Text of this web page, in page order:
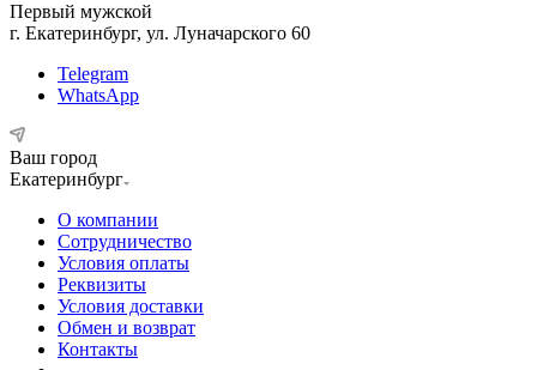
Первый мужской
г. Екатеринбург, ул. Луначарского 60
Telegram
WhatsApp
Ваш город
Екатеринбург
О компании
Сотрудничество
Условия оплаты
Реквизиты
Условия доставки
Обмен и возврат
Контакты